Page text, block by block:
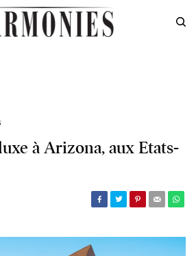
à Arizona, aux Etats-